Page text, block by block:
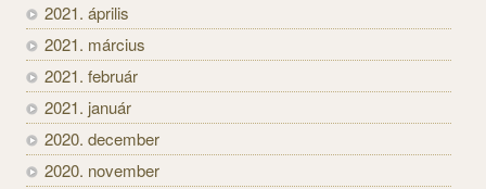
2021. április
2021. március
2021. február
2021. január
2020. december
2020. november